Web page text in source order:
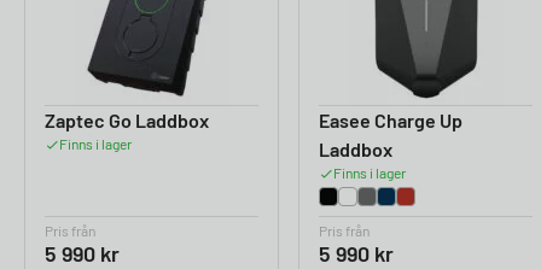
Zaptec Go Laddbox
Finns i lager
Pris från
5 990 kr
Easee Charge Up
Laddbox
Finns i lager
Pris från
5 990 kr